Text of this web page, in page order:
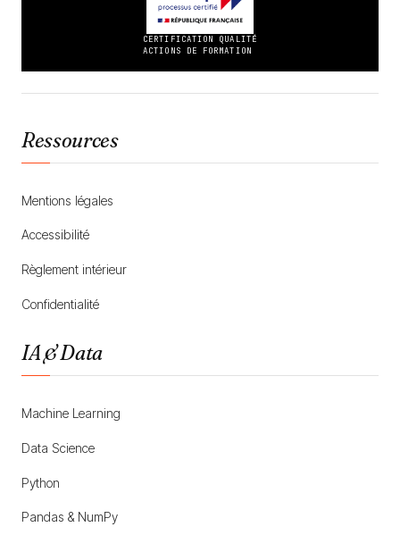
CERTIFICATION QUALITÉ
ACTIONS DE FORMATION
Ressources
Mentions légales
Accessibilité
Règlement intérieur
Confidentialité
IA & Data
Machine Learning
Data Science
Python
Pandas & NumPy